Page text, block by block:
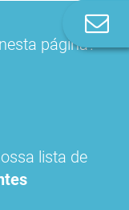
página?
lista de